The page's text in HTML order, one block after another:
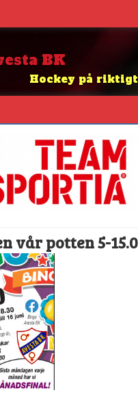
BK
Hockey på riktigt
MATCHER
vår potten 5-